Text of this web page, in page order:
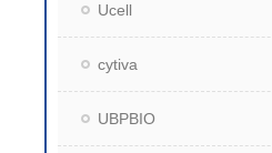
Ucell
cytiva
UBPBIO